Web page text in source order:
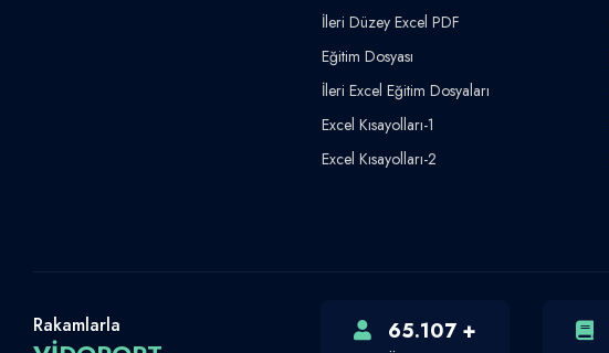
İleri Düzey Excel PDF
Eğitim Dosyası
İleri Excel Eğitim Dosyaları
Excel Kısayolları-1
Excel Kısayolları-2
Rakamlarla 65.107 +